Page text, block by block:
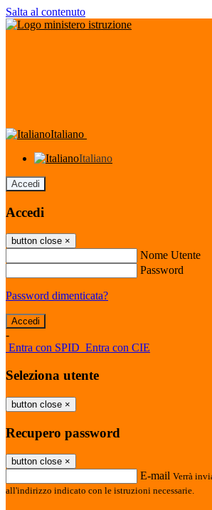
Salta al contenuto
Italiano
Italiano
Accedi
Accedi
button close ×
Nome Utente
Password
Password dimenticata?
-
Entra con SPID Entra con CIE
Seleziona utente
button close ×
Recupero password
button close ×
E-mail Verrà
all'indirizzo indicato con le istruzioni necessarie.